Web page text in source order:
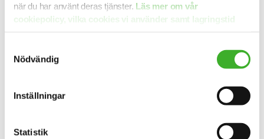
när du har använt deras tjänster. Läs mer om vår
cookiepolicy, vilka cookies vi använder samt lagringstid
här.
Nödvändig
Inställningar
Statistik